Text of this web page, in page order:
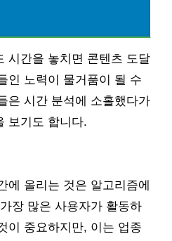
시간을 놓치면 콘텐츠 도달
인 노력이 물거품이 될 수
은 시간 분석에 소홀했다가
보기도 합니다.
에 올리는 것은 알고리즘에
장 많은 사용자가 활동하
이 중요하지만, 이는 업종